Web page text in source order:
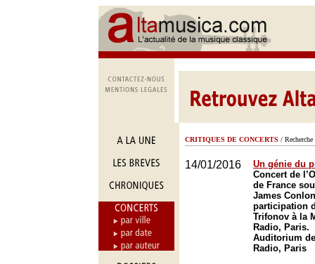
CRITIQUES DE CONCERTS / Recherche
14/01/2016
Un génie du
Concert de
de France
James
participation
Trifonov à la
Radio, Paris.
Auditorium
Radio, Paris